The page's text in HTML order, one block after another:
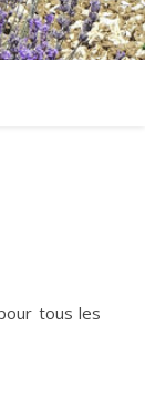
tous les